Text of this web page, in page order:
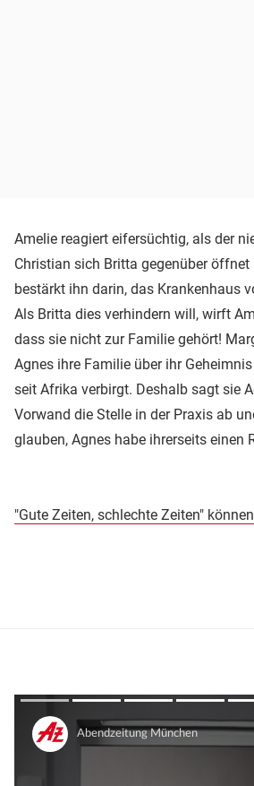
Amelie reagiert eifersüchtig, als der
Christian sich Britta gegenüber öffnet
bestärkt ihn darin, das Krankenhaus
Als Britta dies verhindern will, wirft
dass sie nicht zur Familie gehört!
Agnes ihre Familie über ihr
seit Afrika verbirgt. Deshalb sagt sie
Vorwand die Stelle in der Praxis ab
glauben, Agnes habe ihrerseits einen
"Gute Zeiten, schlechte Zeiten"